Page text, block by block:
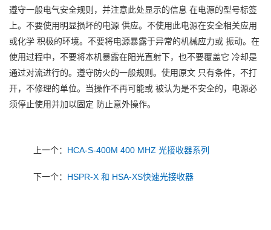
遵守一般电气安全规则，并注意此处显示的信息 在电源的型号标签
上。不要使用明显损坏的电源 供应。不使用此电源在安全相关应用
或化学 积极的环境。不要将电源暴露于异常的机械应力或 振动。在
使用过程中，不要将本机暴露在阳光直射下，也不要覆盖它 冷却是
通过对流进行的。遵守防火的一般规则。使用原文 只有条件，不打
开，不修理的单位。当操作不再可能或 被认为是不安全的，电源必
须停止使用并加以固定 防止意外操作。
上一个： HCA-S-400M 400 MHZ 光接收器系列
下一个： HSPR-X 和 HSA-XS快速光接收器